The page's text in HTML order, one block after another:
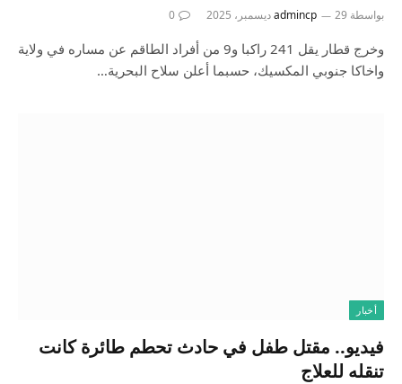
بواسطة admincp 29 ديسمبر، 2025 0
وخرج قطار يقل 241 راكبا و9 من أفراد الطاقم عن مساره في ولاية
واخاكا جنوبي المكسيك، حسبما أعلن سلاح البحرية…
أخبار
فيديو.. مقتل طفل في حادث تحطم طائرة كانت
تنقله للعلاج